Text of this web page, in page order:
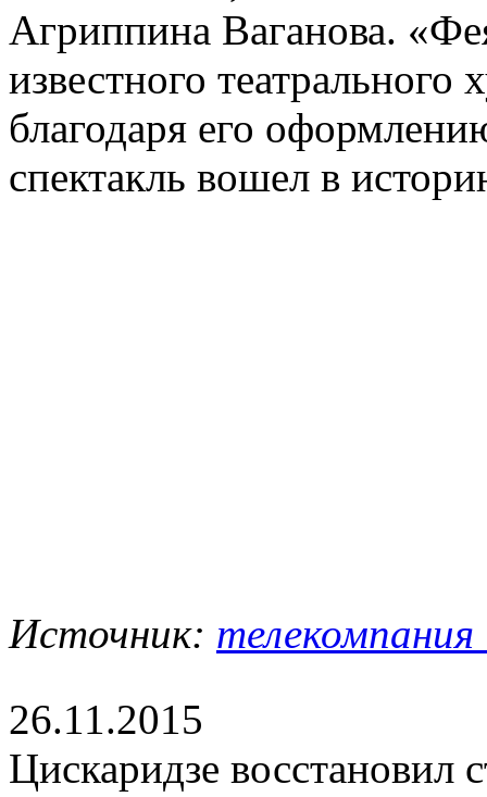
Агриппина Ваганова.
известного
благодаря его
спектакль вошел в
Источник:
26.11.2015
Цискаридзе восстановил